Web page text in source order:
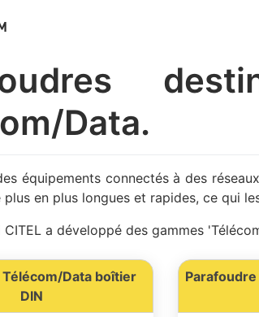
Data.
équipements connectés à des
plus en plus longues et rapides, ce qui
a développé des gammes
Data boîtier
DIN